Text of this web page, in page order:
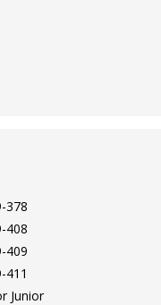
378
408
409
411
Junior